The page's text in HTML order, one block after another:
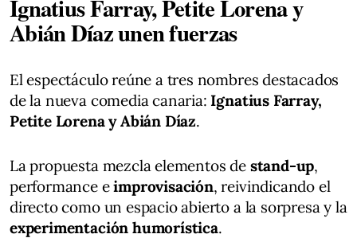
Ignatius Farray, Petite Lorena y
Abián Díaz unen fuerzas
El espectáculo reúne a tres nombres destacados
de la nueva comedia canaria: Ignatius Farray,
Petite Lorena y Abián Díaz.
La propuesta mezcla elementos de stand-up,
performance eimprovisación, reivindicando el
directo como un espacio abierto a la sorpresa y la
experimentación humorística.